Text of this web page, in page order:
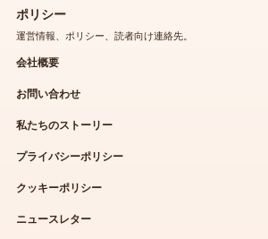
ポリシー
運営情報、ポリシー、読者向け連絡先。
会社概要
お問い合わせ
私たちのストーリー
プライバシーポリシー
クッキーポリシー
ニュースレター